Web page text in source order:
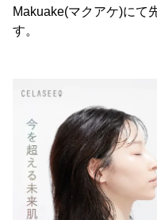
Makuake(マクアケ)にて
す。